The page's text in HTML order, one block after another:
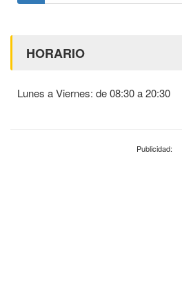
HORARIO
Lunes a Viernes: de 08:30 a 20:30
Publicidad: